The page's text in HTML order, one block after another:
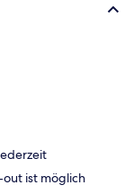
out ist möglich